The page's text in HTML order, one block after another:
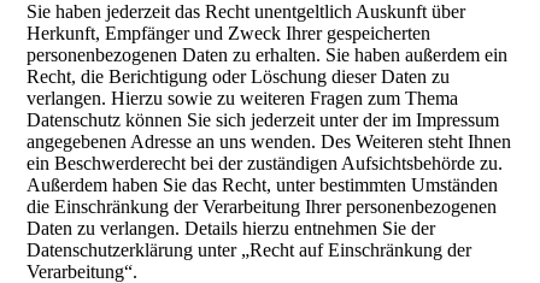
Sie haben jederzeit das Recht unentgeltlich Auskunft über
Herkunft, Empfänger und Zweck Ihrer gespeicherten
personenbezogenen Daten zu erhalten. Sie haben außerdem ein
Recht, die Berichtigung oder Löschung dieser Daten zu
verlangen. Hierzu sowie zu weiteren Fragen zum Thema
Datenschutz können Sie sich jederzeit unter der im Impressum
angegebenen Adresse an uns wenden. Des Weiteren steht Ihnen
ein Beschwerderecht bei der zuständigen Aufsichtsbehörde zu.
Außerdem haben Sie das Recht, unter bestimmten Umständen
die Einschränkung der Verarbeitung Ihrer personenbezogenen
Daten zu verlangen. Details hierzu entnehmen Sie der
Datenschutzerklärung unter „Recht auf Einschränkung der
Verarbeitung“.